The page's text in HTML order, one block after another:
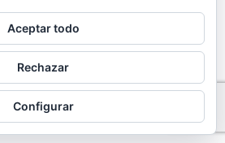
es el elixir floral
quienes necesitan [...]
0
Aceptar todo
Rechazar
Configurar